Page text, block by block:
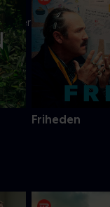
navigerer livet
Friheden